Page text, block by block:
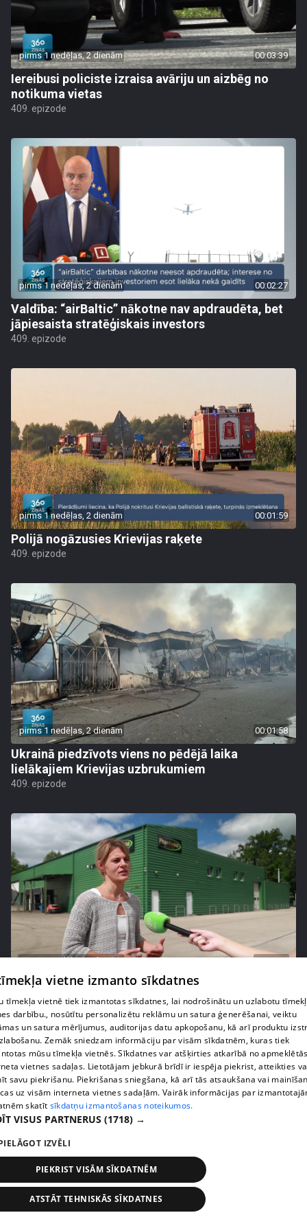
pirms 1 nedēļas, 2 dienām 00:03:39
Iereibusi policiste izraisa avāriju un aizbēg no
notikuma vietas
409. epizode
pirms 1 nedēļas, 2 dienām 00:02:27
Valdība: “airBaltic” nākotne nav apdraudēta, bet
jāpiesaista stratēģiskais investors
409. epizode
pirms 1 nedēļas, 2 dienām 00:01:59
Polijā nogāzusies Krievijas raķete
409. epizode
pirms 1 nedēļas, 2 dienām 00:01:58
Ukrainā piedzīvots viens no pēdējā laika
lielākajiem Krievijas uzbrukumiem
409. epizode
pirms 1 nedēļas, 2 dienām 00:05:05
Melleņu zelta drudzis: kas nosaka iepirkuma
cenu?
409. epizode
Ogas un sēnes šogad dārgākas, bet uzpirkšanas
vietne izmanto sīkdatnes
tīmekļa vietnē tiek izmantotas sīkdatnes, lai nodrošinātu un uzlabotu
darbību., nosūtītu personalizētu reklāmu un satura ģenerēšanai, veiktu
un satura mērījumus, auditorijas datu apkopošanu, kā arī produktu
Zemāk sniedzam informāciju par visām sīkdatnēm, kuras tiek
mūsu tīmekļa vietnēs. Sīkdatnes var atšķirties atkarībā no
vietnes sadaļas. Lietotājam jebkurā brīdī ir iespēja piekrist, atteikties
savu piekrišanu. Piekrišanas sniegšana, kā arī tās atsaukšana vai
uz visām interneta vietnes sadaļām. Vairāk informācijas par
skatīt sīkdatņu izmantošanas noteikumos.
VISUS PARTNERUS (1718) →
IZVĒLI
PIEKRIST VISĀM SĪKDATNĒM
ATSTĀT TEHNISKĀS SĪKDATNES